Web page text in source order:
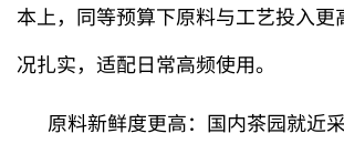
本上，同等预算下原料与工艺投入更
况扎实，适配日常高频使用。
原料新鲜度更高：国内茶园就近